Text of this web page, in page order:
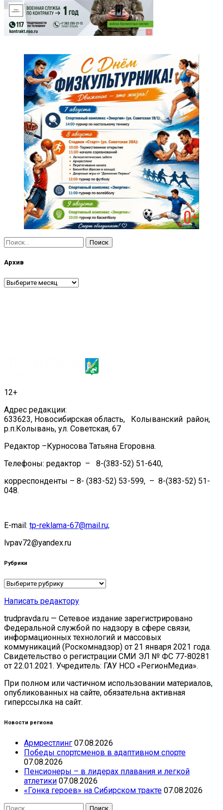
Найти:
Архив
Архив
12+
Адрес редакции:
633623, Новосибирская область, Колыванский район,
р.п.Колывань, ул. Советская, 67
Редактор –Курносова Татьяна Егоровна.
Телефоны: редактор – 8-(383-52) 51-640,
корреспонденты – 8- (383-52) 53-599, – 8-(383-52) 51-
048.
E-mail: tp-reklama-67@mail.ru;
lvpav72@yandex.ru
Рубрики
Рубрики
Написать редактору
trudpravda.ru — Сетевое издание зарегистрировано
Федеральной службой по надзору в сфере связи,
информационных технологий и массовых
коммуникаций (Роскомнадзор) от 21 января 2021 года.
Свидетельство о регистрации СМИ ЭЛ № ФС 77-80281
от 22.01.2021. Учредитель: ГАУ НСО «РегионМедиа».
При полном или частичном использовании материалов,
опубликованных на сайте, обязательна активная
гиперссылка на сайт.
Новости региона
Армрестлинг 07.08.2026
Победы спортсменов в адаптивном спорте
07.08.2026
Пенсионеры – в лидерах плавания и легкой
атлетики 07.08.2026
«Гонка героев» на Сибирском тракте 07.08.2026
Найти: